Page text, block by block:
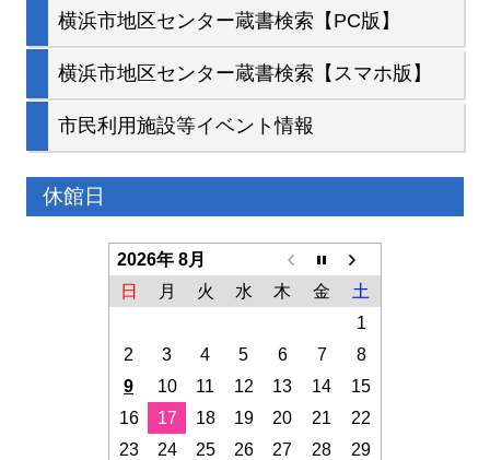
横浜市地区センター蔵書検索【PC版】
横浜市地区センター蔵書検索【スマホ版】
市民利用施設等イベント情報
休館日
2026年 8月
日
月 火 水 木 金
土
1
2
3 4 5 6 7
8
9
10 11 12 13 14
15
16
17 18 19 20 21
22
23
24 25 26 27 28
29